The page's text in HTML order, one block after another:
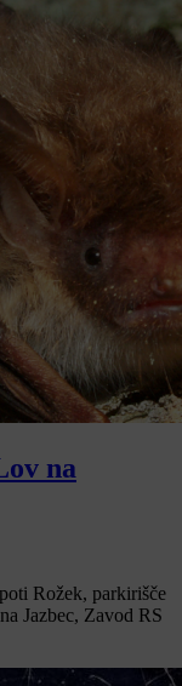
na
Rožek, parkirišče
Jazbec, Zavod RS